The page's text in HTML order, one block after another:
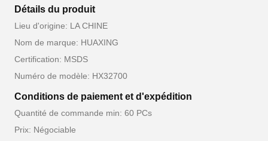
Détails du produit
Lieu d'origine: LA CHINE
Nom de marque: HUAXING
Certification: MSDS
Numéro de modèle: HX32700
Conditions de paiement et d'expédition
Quantité de commande min: 60 PCs
Prix: Négociable